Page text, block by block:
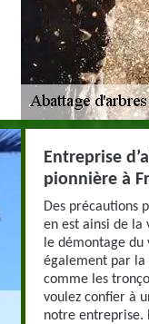
Entreprise
pionnière à
Des précautions
en est ainsi de la
le démontage du
également par la
comme les
voulez confier à
notre entreprise.